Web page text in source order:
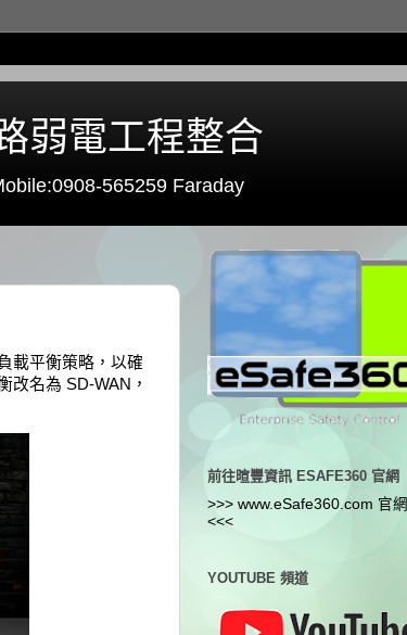
弱電工程整合
565259 Faraday
載平衡策略，以確
改名為 SD-WAN，
前往暄豐資訊 ESAFE360 官網
>>> www.eSafe360.com 官網
<<<
YOUTUBE 頻道